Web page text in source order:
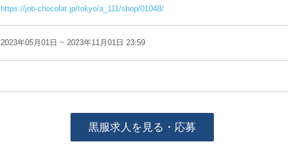
https://job-chocolat.jp/tokyo/a_111/shop/01048/
2023年05月01日 ~ 2023年11月01日 23:59
黒服求人を見る・応募